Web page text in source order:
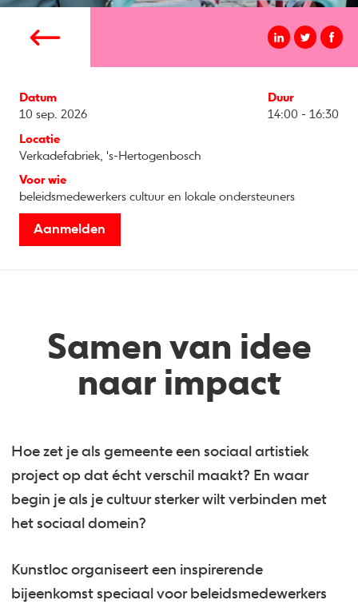
Datum
10 sep. 2026
Duur
14:00 - 16:30
Locatie
Verkadefabriek, 's-Hertogenbosch
Voor wie
beleidsmedewerkers cultuur en lokale ondersteuners
Aanmelden
Samen van idee
naar impact
Hoe zet je als gemeente een sociaal artistiek
project op dat écht verschil maakt? En waar
begin je als je cultuur sterker wilt verbinden met
het sociaal domein?
Kunstloc organiseert een inspirerende
bijeenkomst speciaal voor beleidsmedewerkers